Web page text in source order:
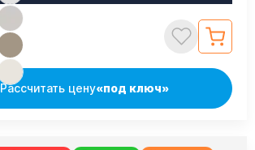
Рассчитать цену«под ключ»